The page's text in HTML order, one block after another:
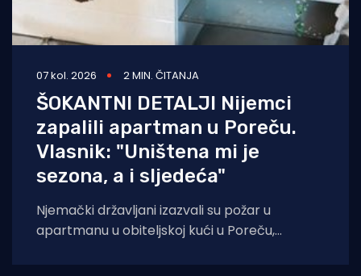
07 kol. 2026 2 MIN. ČITANJA
ŠOKANTNI DETALJI Nijemci
zapalili apartman u Poreču.
Vlasnik: "Uništena mi je
sezona, a i sljedeća"
Njemački državljani izazvali su požar u
apartmanu u obiteljskoj kući u Poreču,